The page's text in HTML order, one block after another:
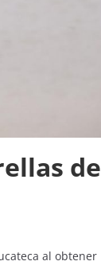
de
al obtener